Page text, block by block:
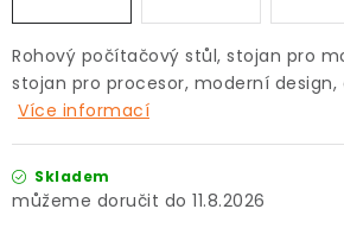
Rohový počítačový stůl, stojan pro
stojan pro procesor, moderní design,
Více informací
Skladem
11.8.2026